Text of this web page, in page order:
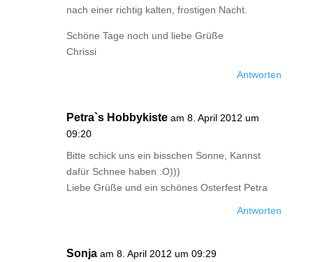
nach einer richtig kalten, frostigen Nacht.
Schöne Tage noch und liebe Grüße
Chrissi
Antworten
Petra`s Hobbykiste am 8. April 2012 um
09:20
Bitte schick uns ein bisschen Sonne, Kannst
dafür Schnee haben :O)))
Liebe Grüße und ein schönes Osterfest Petra
Antworten
Sonja am 8. April 2012 um 09:29